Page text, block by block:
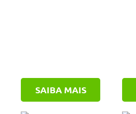
SAIBA MAIS